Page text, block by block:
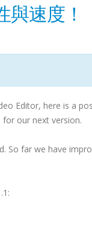
速度！
Editor, here is a
our next version.
So far we have